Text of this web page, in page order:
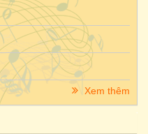
Xem thêm